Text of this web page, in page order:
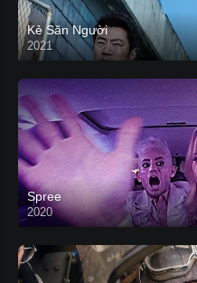
Kẻ Săn Người
2021
Spree
2020